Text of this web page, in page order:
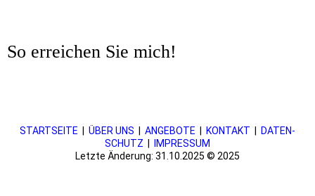
So erreichen Sie mich!
STARTSEITE ÜBER UNS ANGEBOTE KONTAKT
DATEN­
SCHUTZ
IMPRESSUM
Letzte Änderung: 31.10.2025 © 2025